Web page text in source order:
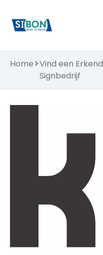
Home Vind een Erkend
Signbedrijf